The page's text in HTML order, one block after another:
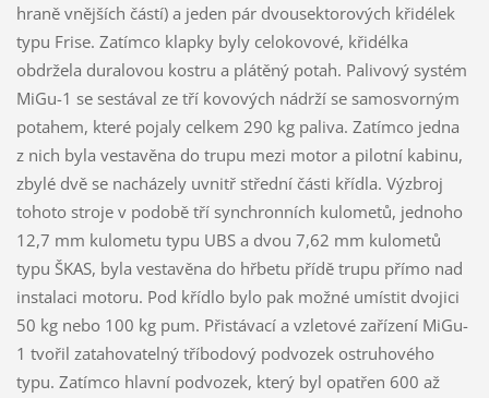
hraně vnějších částí) a jeden pár dvousektorových křidélek
typu Frise. Zatímco klapky byly celokovové, křidélka
obdržela duralovou kostru a plátěný potah. Palivový systém
MiGu-1 se sestával ze tří kovových nádrží se samosvorným
potahem, které pojaly celkem 290 kg paliva. Zatímco jedna
z nich byla vestavěna do trupu mezi motor a pilotní kabinu,
zbylé dvě se nacházely uvnitř střední části křídla. Výzbroj
tohoto stroje v podobě tří synchronních kulometů, jednoho
12,7 mm kulometu typu UBS a dvou 7,62 mm kulometů
typu ŠKAS, byla vestavěna do hřbetu přídě trupu přímo nad
instalaci motoru. Pod křídlo bylo pak možné umístit dvojici
50 kg nebo 100 kg pum. Přistávací a vzletové zařízení MiGu-
1 tvořil zatahovatelný tříbodový podvozek ostruhového
typu. Zatímco hlavní podvozek, který byl opatřen 600 až